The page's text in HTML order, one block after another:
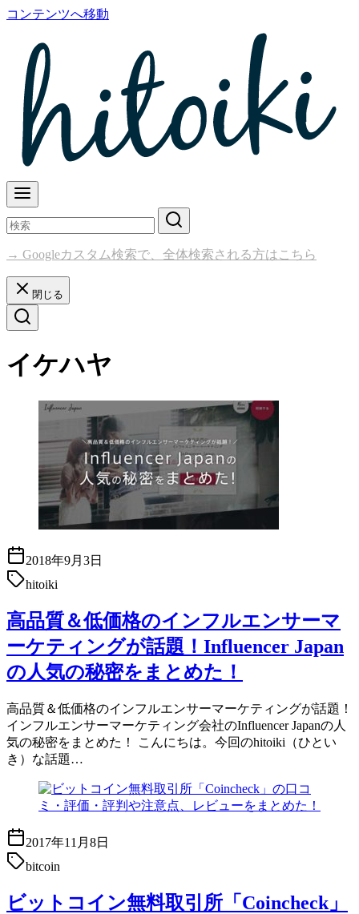
コンテンツへ移動
→ Googleカスタム検索で、全体検索される方はこちら
閉じる
イケハヤ
2018年9月3日
hitoiki
高品質＆低価格のインフルエンサーマ
ーケティングが話題！Influencer Japan
の人気の秘密をまとめた！
高品質＆低価格のインフルエンサーマーケティングが話題！
インフルエンサーマーケティング会社のInfluencer Japanの人
気の秘密をまとめた！ こんにちは。今回のhitoiki（ひとい
き）な話題…
2017年11月8日
bitcoin
ビットコイン無料取引所「Coincheck」